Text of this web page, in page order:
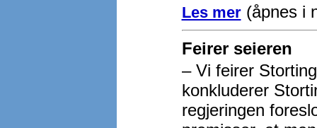
Les mer(åpnes i
Feirer seieren
– Vi feirer
konkluderer
regjeringen